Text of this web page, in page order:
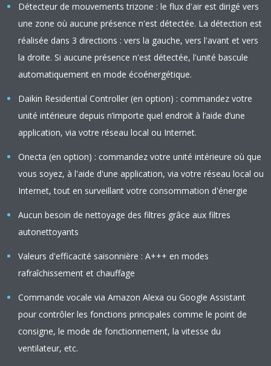
Détecteur de mouvements trizone : le flux d'air est dirigé vers
une zone où aucune présence n'est détectée. La détection est
réalisée dans 3 directions : vers la gauche, vers l'avant et vers
la droite. Si aucune présence n'est détectée, l'unité bascule
automatiquement en mode écoénergétique.
Daikin Residential Controller (en option) : commandez votre
unité intérieure depuis n’importe quel endroit à l’aide d’une
application, via votre réseau local ou Internet.
Onecta (en option) : commandez votre unité intérieure où que
vous soyez, à l'aide d'une application, via votre réseau local ou
Internet, tout en surveillant votre consommation d'énergie
Aucun besoin de nettoyage des filtres grâce aux filtres
autonettoyants
Valeurs d'efficacité saisonnière : A+++ en modes
rafraîchissement et chauffage
Commande vocale via Amazon Alexa ou Google Assistant
pour contrôler les fonctions principales comme le point de
consigne, le mode de fonctionnement, la vitesse du
ventilateur, etc.